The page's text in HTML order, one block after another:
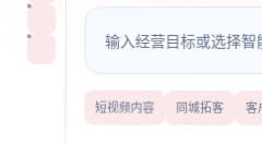
输入经营目标或选择智